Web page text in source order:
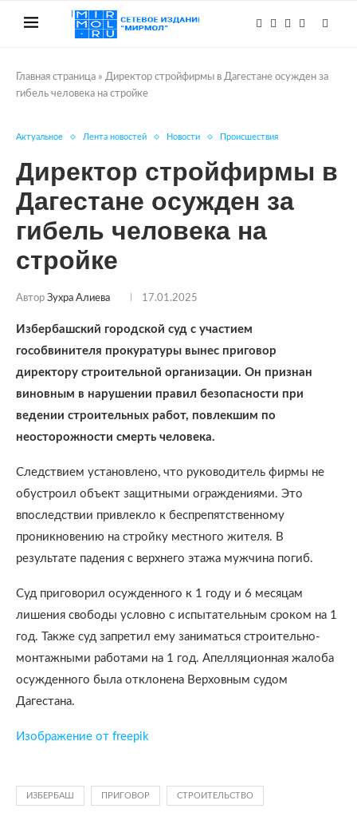
Главная страница » Директор стройфирмы в Дагестане осужден за
гибель человека на стройке
Актуальное Лента новостей Новости Происшествия
Директор стройфирмы в
Дагестане осужден за
гибель человека на
стройке
Автор Зухра Алиева 17.01.2025
Избербашский городской суд с участием
гособвинителя прокуратуры вынес приговор
директору строительной организации. Он признан
виновным в нарушении правил безопасности при
ведении строительных работ, повлекшим по
неосторожности смерть человека.
Следствием установлено, что руководитель фирмы не
обустроил объект защитными ограждениями. Это
впоследствии привлекло к беспрепятственному
проникновению на стройку местного жителя. В
результате падения с верхнего этажа мужчина погиб.
Суд приговорил осужденного к 1 году и 6 месяцам
лишения свободы условно с испытательным сроком на 1
год. Также суд запретил ему заниматься строительно-
монтажными работами на 1 год. Апелляционная жалоба
осужденного была отклонена Верховным судом
Дагестана.
Изображение от freepik
ИЗБЕРБАШ ПРИГОВОР СТРОИТЕЛЬСТВО